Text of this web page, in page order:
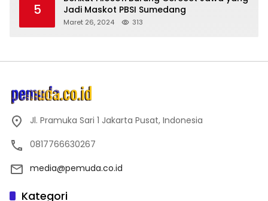
5
Jadi Maskot PBSI Sumedang
Maret 26, 2024 313
Jl. Pramuka Sari 1 Jakarta Pusat, Indonesia
0817766630267
media@pemuda.co.id
Kategori